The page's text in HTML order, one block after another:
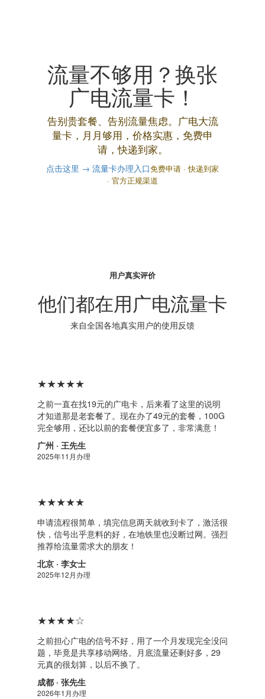
流量不够用？换张
广电流量卡！
告别贵套餐、告别流量焦虑。广电大流
量卡，月月够用，价格实惠，免费申
请，快递到家。
点击这里 → 流量卡办理入口免费申请 · 快递到家
· 官方正规渠道
用户真实评价
他们都在用广电流量卡
来自全国各地真实用户的使用反馈
★★★★★
之前一直在找19元的广电卡，后来看了这里的说明
才知道那是老套餐了。现在办了49元的套餐，100G
完全够用，还比以前的套餐便宜多了，非常满意！
广州 · 王先生
2025年11月办理
★★★★★
申请流程很简单，填完信息两天就收到卡了，激活很
快，信号出乎意料的好，在地铁里也没断过网。强烈
推荐给流量需求大的朋友！
北京 · 李女士
2025年12月办理
★★★★☆
之前担心广电的信号不好，用了一个月发现完全没问
题，毕竟是共享移动网络。月底流量还剩好多，29
元真的很划算，以后不换了。
成都 · 张先生
2026年1月办理